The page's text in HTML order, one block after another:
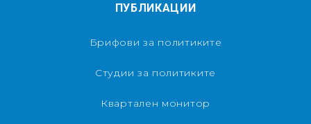
ПУБЛИКАЦИИ
Брифови за политиките
Студии за политиките
Квартален монитор